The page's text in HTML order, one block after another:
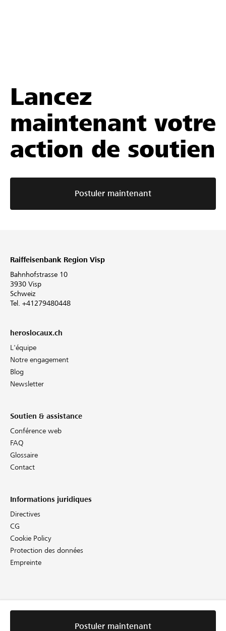
Lancez
maintenant votre
action de soutien
Postuler maintenant
Postuler maintenant
Raiffeisenbank Region Visp
Bahnhofstrasse 10
3930 Visp
Schweiz
Tel. +41279480448
heroslocaux.ch
L'équipe
Notre engagement
Blog
Newsletter
Soutien & assistance
Conférence web
FAQ
Glossaire
Contact
Informations juridiques
Directives
CG
Cookie Policy
Protection des données
Empreinte